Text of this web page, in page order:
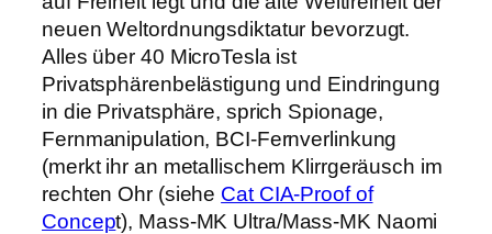
neuen Weltordnungsdiktatur bevorzugt.
Alles über 40 MicroTesla ist
Privatsphärenbelästigung und Eindringung
in die Privatsphäre, sprich Spionage,
Fernmanipulation, BCI-Fernverlinkung
(merkt ihr an metallischem Klirrgeräusch im
rechten Ohr (siehe Cat CIA-Proof of
Concept), Mass-MK Ultra/Mass-MK Naomi